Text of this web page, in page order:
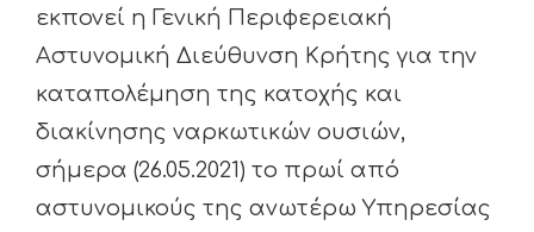
εκπονεί η Γενική Περιφερειακή
Αστυνομική Διεύθυνση Κρήτης για την
καταπολέμηση της κατοχής και
διακίνησης ναρκωτικών ουσιών,
σήμερα (26.05.2021) το πρωί από
αστυνομικούς της ανωτέρω Υπηρεσίας